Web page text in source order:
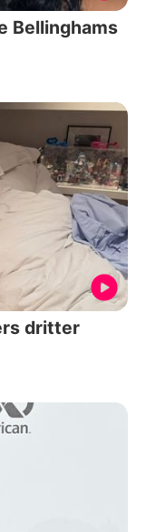
Bellinghams
dritter